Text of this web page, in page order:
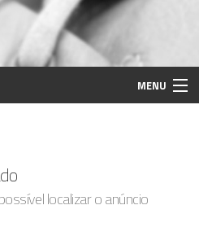
MENU
localizar o anúncio